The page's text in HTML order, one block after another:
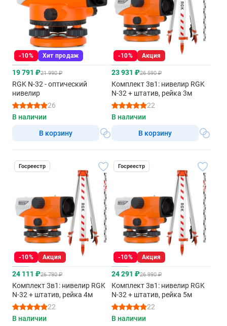
-10% Хит продаж
19 791 ₽21 990 ₽
RGK N-32 - оптический
нивелир
26
В наличии
В корзину
-10% Акция
23 931 ₽26 590 ₽
Комплект 3в1: нивелир RGK
N-32 + штатив, рейка 3м
22
В наличии
В корзину
Госреестр
-10% Акция
24 111 ₽26 790 ₽
Комплект 3в1: нивелир RGK
N-32 + штатив, рейка 4м
22
В наличии
Госреестр
-10% Акция
24 291 ₽26 990 ₽
Комплект 3в1: нивелир RGK
N-32 + штатив, рейка 5м
22
В наличии